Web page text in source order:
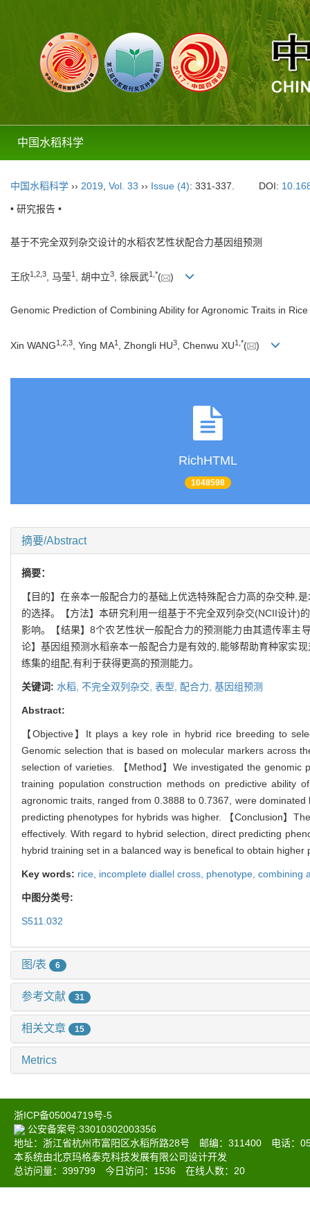
中国水稻科学
中国水稻科学 ›› 2019 Vol. 33 ›› Issue (4): 331-337. DOI:
• 研究报告 •
基于不完全双列杂交设计的水稻农艺性状配合力基因组预测
王欣1, 2, 3, 马莹1 , 胡中立3, 徐辰武1, *( )
Genomic Prediction of Combining Ability for Agronomic Traits in
Xin WANG1, 2, 3 , Ying MA1 , Zhongli HU3 , Chenwu XU1, *( )
RichHTML
1048598
摘要/Abstract
摘要：
【目的】在亲本一般配合力的基础上优选特殊配合力高的杂交种,
的选择。【方法】本研究利用一组基于不完全双列杂交(NCII设计)
影响。【结果】8个农艺性状一般配合力的预测能力由其遗传率
论】基因组预测水稻亲本一般配合力是有效的,能够帮助育种家实
练集的组配,有利于获得更高的预测能力。
关键词: 水稻, 不完全双列杂交, 表型, 配合力, 基因组预测
Abstract:
【Objective】It plays a key role in hybrid rice breeding to
Genomic selection that is based on molecular markers across
selection of varieties. 【Method】We investigated the
training population construction methods on predictive ability
agronomic traits, ranged from 0.3888 to 0.7367, were
predicting phenotypes for hybrids was higher. 【Conclusion】
effectively. With regard to hybrid selection, direct predicting
hybrid training set in a balanced way is benefical to obtain higher
Key words: rice, incomplete diallel cross, phenotype, combining
中图分类号:
S511.032
图/表 6
参考文献 31
相关文章 15
Metrics
浙ICP备05004719号-5
公安备案号:33010302003356
地址：浙江省杭州市富阳区水稻所路28号 邮编：311400 电话：
本系统由北京玛格泰克科技发展有限公司设计开发
总访问量： 399799 今日访问： 1536 在线人数： 20